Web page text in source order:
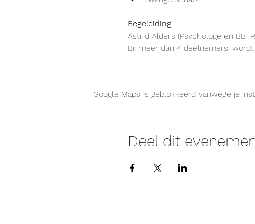
Begeleiding
Astrid Alders (Psychologe en
Bij meer dan 4 deelnemers,
Google Maps is geblokkeerd vanwege je
Deel dit